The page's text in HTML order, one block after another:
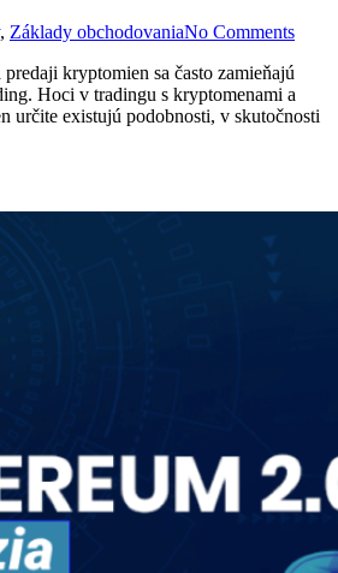
, Základy obchodovaniaNo Comments
kryptomien sa často zamieňajú
Hoci v tradingu s kryptomenami a
určite existujú podobnosti, v skutočnosti